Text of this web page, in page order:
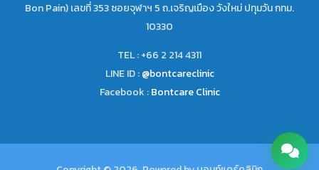
Bon Pain) เลขที่ 353 ซอยจุฬาฯ 5 ถ.เจริญเมือง วังใหม่ ปทุมวัน กทม.
10330
TEL : +66 2 214 4311
LINE ID :@bontcareclinic
Facebook :Bontcare Clinic